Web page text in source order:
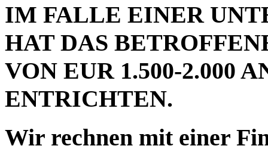
IM FALLE EINER
HAT DAS
VON EUR 1.500-2.000
ENTRICHTEN.
Wir rechnen mit einer